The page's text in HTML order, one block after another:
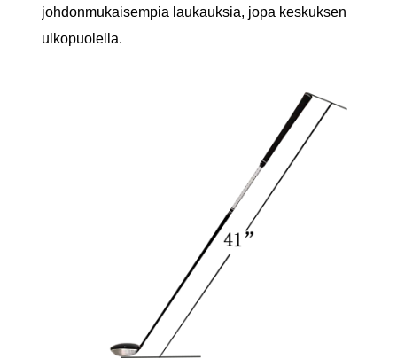
johdonmukaisempia laukauksia, jopa keskuksen
ulkopuolella.